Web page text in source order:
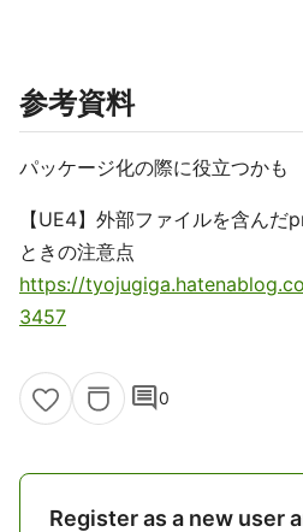
参考資料
パッケージ化の際に役立つかも
【UE4】外部ファイルを含ん
ときの注意点
https://
3457
comment0
Register as a new user